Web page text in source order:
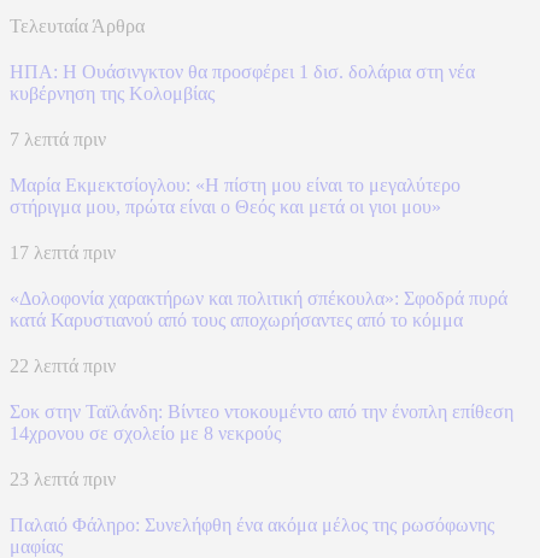
Τελευταία Άρθρα
ΗΠΑ: H Ουάσινγκτον θα προσφέρει 1 δισ. δολάρια στη νέα
κυβέρνηση της Κολομβίας
7 λεπτά πριν
Μαρία Εκμεκτσίογλου: «Η πίστη μου είναι το μεγαλύτερο
στήριγμα μου, πρώτα είναι ο Θεός και μετά οι γιοι μου»
17 λεπτά πριν
«Δολοφονία χαρακτήρων και πολιτική σπέκουλα»: Σφοδρά πυρά
κατά Καρυστιανού από τους αποχωρήσαντες από το κόμμα
22 λεπτά πριν
Σοκ στην Ταϊλάνδη: Βίντεο ντοκουμέντο από την ένοπλη επίθεση
14χρονου σε σχολείο με 8 νεκρούς
23 λεπτά πριν
Παλαιό Φάληρο: Συνελήφθη ένα ακόμα μέλος της ρωσόφωνης
μαφίας